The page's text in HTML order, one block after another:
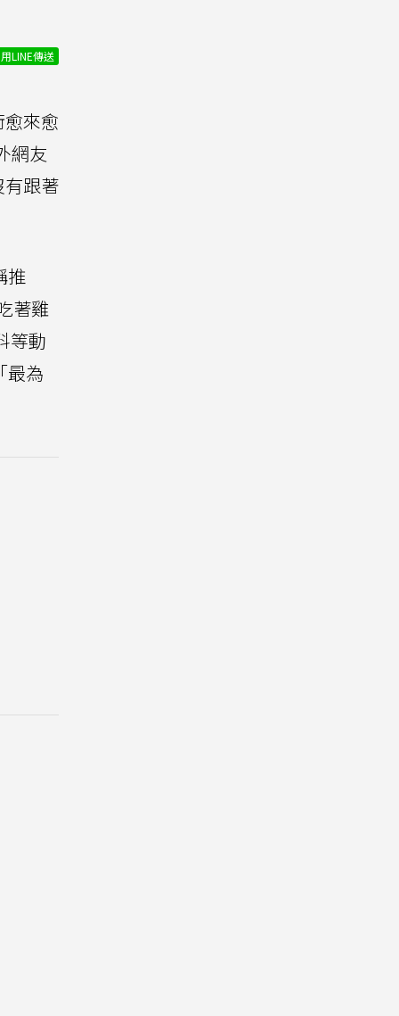
用LINE傳送
來愈
網友
跟著
推
著雞
等動
最為